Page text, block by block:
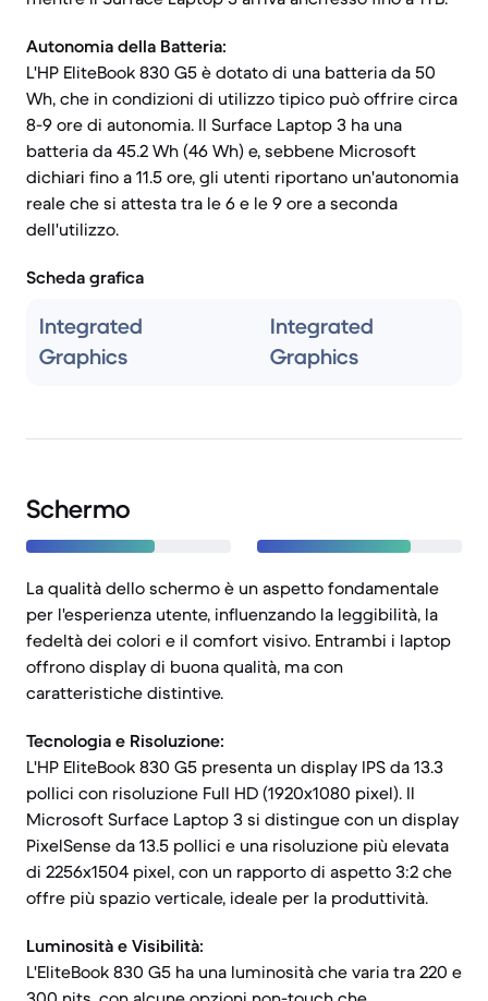
Autonomia della Batteria:
L'HP EliteBook 830 G5 è dotato di una batteria da 50
Wh, che in condizioni di utilizzo tipico può offrire circa
8-9 ore di autonomia. Il Surface Laptop 3 ha una
batteria da 45.2 Wh (46 Wh) e, sebbene Microsoft
dichiari fino a 11.5 ore, gli utenti riportano un'autonomia
reale che si attesta tra le 6 e le 9 ore a seconda
dell'utilizzo.
Scheda grafica
Integrated
Graphics
Integrated
Graphics
Schermo
La qualità dello schermo è un aspetto fondamentale
per l'esperienza utente, influenzando la leggibilità, la
fedeltà dei colori e il comfort visivo. Entrambi i laptop
offrono display di buona qualità, ma con
caratteristiche distintive.
Tecnologia e Risoluzione:
L'HP EliteBook 830 G5 presenta un display IPS da 13.3
pollici con risoluzione Full HD (1920x1080 pixel). Il
Microsoft Surface Laptop 3 si distingue con un display
PixelSense da 13.5 pollici e una risoluzione più elevata
di 2256x1504 pixel, con un rapporto di aspetto 3:2 che
offre più spazio verticale, ideale per la produttività.
Luminosità e Visibilità:
L'EliteBook 830 G5 ha una luminosità che varia tra 220 e